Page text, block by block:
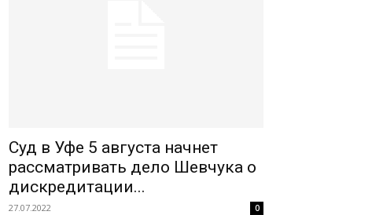
Суд в Уфе 5 августа начнет
рассматривать дело Шевчука о
дискредитации...
27.07.2022 0